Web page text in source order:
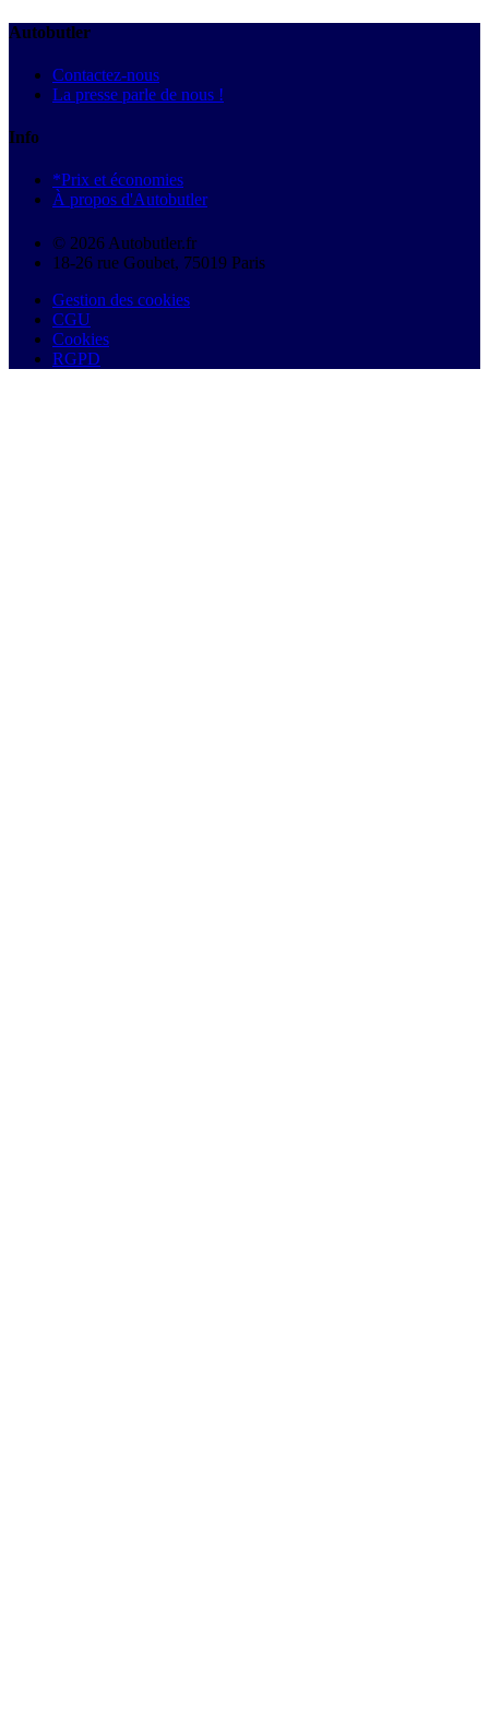
Autobutler
Contactez-nous
La presse parle de nous !
Info
*Prix et économies
À propos d'Autobutler
© 2026 Autobutler.fr
18-26 rue Goubet, 75019 Paris
Gestion des cookies
CGU
Cookies
RGPD